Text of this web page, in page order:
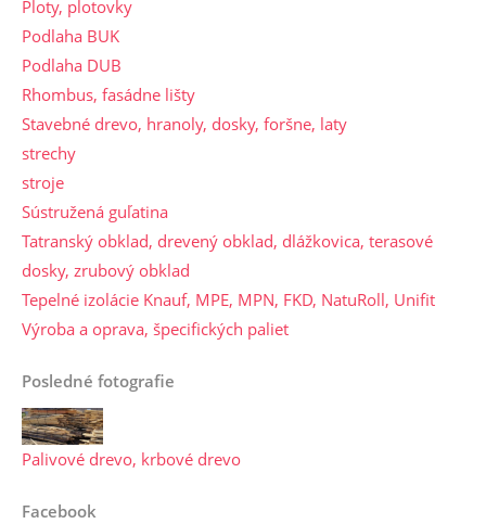
Ploty, plotovky
Podlaha BUK
Podlaha DUB
Rhombus, fasádne lišty
Stavebné drevo, hranoly, dosky, foršne, laty
strechy
stroje
Sústružená guľatina
Tatranský obklad, drevený obklad, dlážkovica, terasové
dosky, zrubový obklad
Tepelné izolácie Knauf, MPE, MPN, FKD, NatuRoll, Unifit
Výroba a oprava, špecifických paliet
Posledné fotografie
Palivové drevo, krbové drevo
Facebook